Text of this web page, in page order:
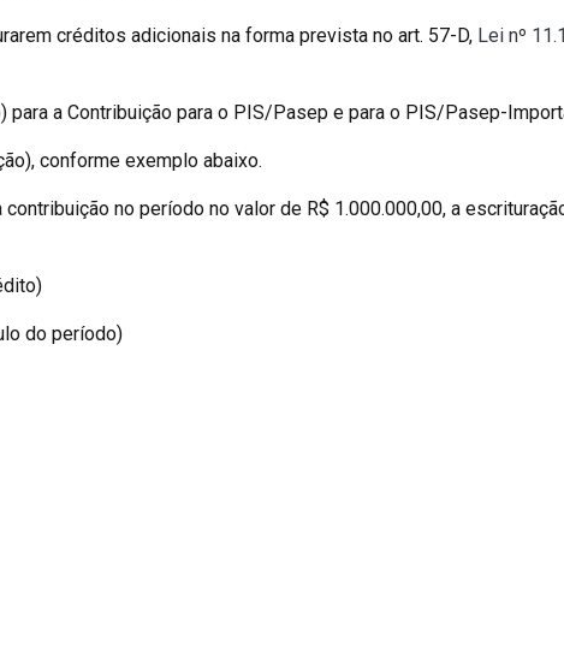
créditos adicionais na forma prevista no art. 57-D, Lei nº
para a Contribuição para o PIS/Pasep e para o PIS/Pasep-
conforme exemplo abaixo.
no período no valor de R$ 1.000.000,00, a
do período)